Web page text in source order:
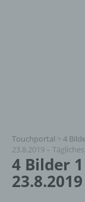
Touchportal > 4
23.8.2019 –
4 Bilder